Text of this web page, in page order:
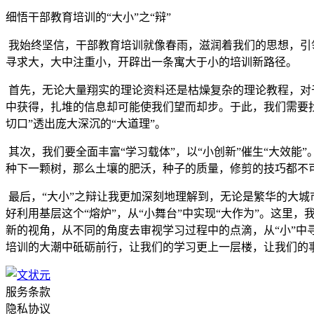
细悟干部教育培训的“大小”之“辩”
我始终坚信，干部教育培训就像春雨，滋润着我们的思想，
寻求大，大中注重小，开辟出一条寓大于小的培训新路径。
首先，无论大量翔实的理论资料还是枯燥复杂的理论教程，
中获得，扎堆的信息却可能使我们望而却步。于此，我们需
切口”透出庞大深沉的“大道理”。
其次，我们要全面丰富“学习载体”，以“小创新”催生“大效
种下一颗树，那么土壤的肥沃，种子的质量，修剪的技巧都
最后，“大小”之辩让我更加深刻地理解到，无论是繁华的大
好利用基层这个“熔炉”，从“小舞台”中实现“大作为”。这里
新的视角，从不同的角度去审视学习过程中的点滴，从“小”
培训的大潮中砥砺前行，让我们的学习更上一层楼，让我们的
服务条款
隐私协议